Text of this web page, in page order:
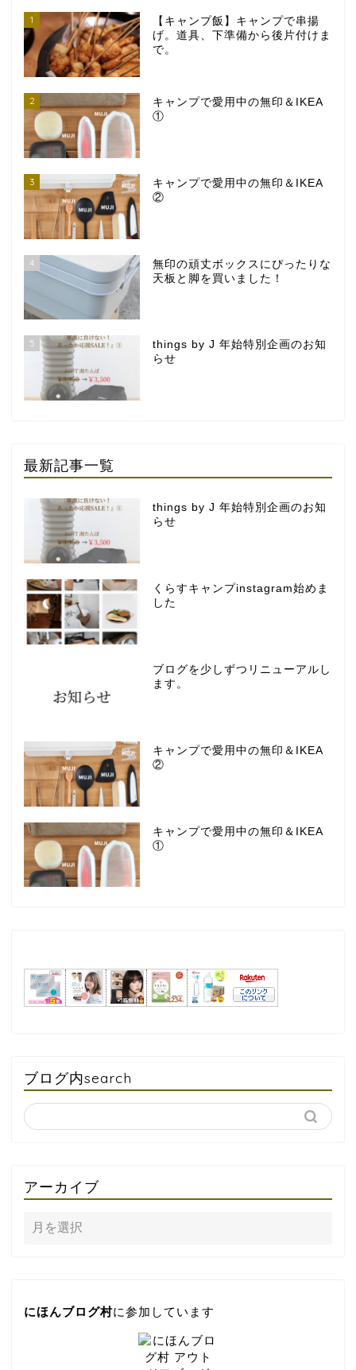
1
【キャンプ飯】キャンプで串揚
げ。道具、下準備から後片付けま
で。
2
キャンプで愛用中の無印＆IKEA
①
3
キャンプで愛用中の無印＆IKEA
②
4
無印の頑丈ボックスにぴったりな
天板と脚を買いました！
5
things by J 年始特別企画のお知
らせ
最新記事一覧
things by J 年始特別企画のお知
らせ
くらすキャンプinstagram始めま
した
ブログを少しずつリニューアルし
ます。
キャンプで愛用中の無印＆IKEA
②
キャンプで愛用中の無印＆IKEA
①
ブログ内search
アーカイブ
にほんブログ村に参加しています